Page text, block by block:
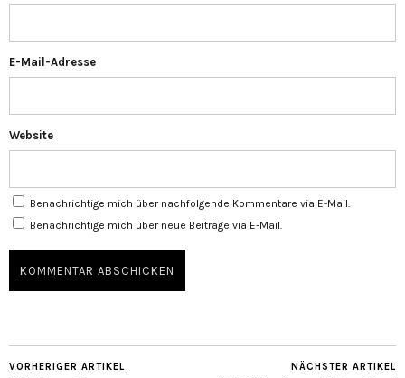
E-Mail-Adresse
Website
Benachrichtige mich über nachfolgende Kommentare via E-Mail.
Benachrichtige mich über neue Beiträge via E-Mail.
VORHERIGER ARTIKEL NÄCHSTER ARTIKEL